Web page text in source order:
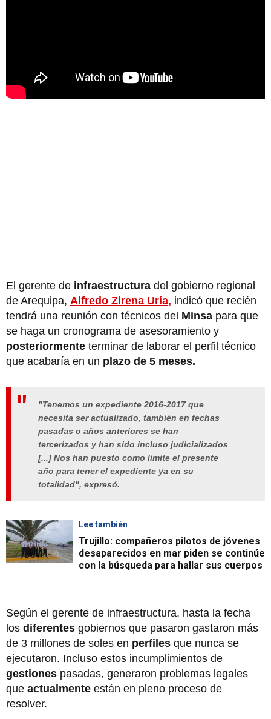
El gerente de infraestructura del gobierno regional
de Arequipa, Alfredo Zirena Uría, indicó que recién
tendrá una reunión con técnicos del Minsa para que
se haga un cronograma de asesoramiento y
posteriormente terminar de laborar el perfil técnico
que acabaría en un plazo de 5 meses.
"Tenemos un expediente 2016-2017 que
necesita ser actualizado, también en fechas
pasadas o años anteriores se han
tercerizados y han sido incluso judicializados
[...] Nos han puesto como limite el presente
año para tener el expediente ya en su
totalidad", expresó.
Lee también
Trujillo: compañeros pilotos de jóvenes
desaparecidos en mar piden se continúe
con la búsqueda para hallar sus cuerpos
Según el gerente de infraestructura, hasta la fecha
los diferentes gobiernos que pasaron gastaron más
de 3 millones de soles en perfiles que nunca se
ejecutaron. Incluso estos incumplimientos de
gestiones pasadas, generaron problemas legales
que actualmente están en pleno proceso de
resolver.